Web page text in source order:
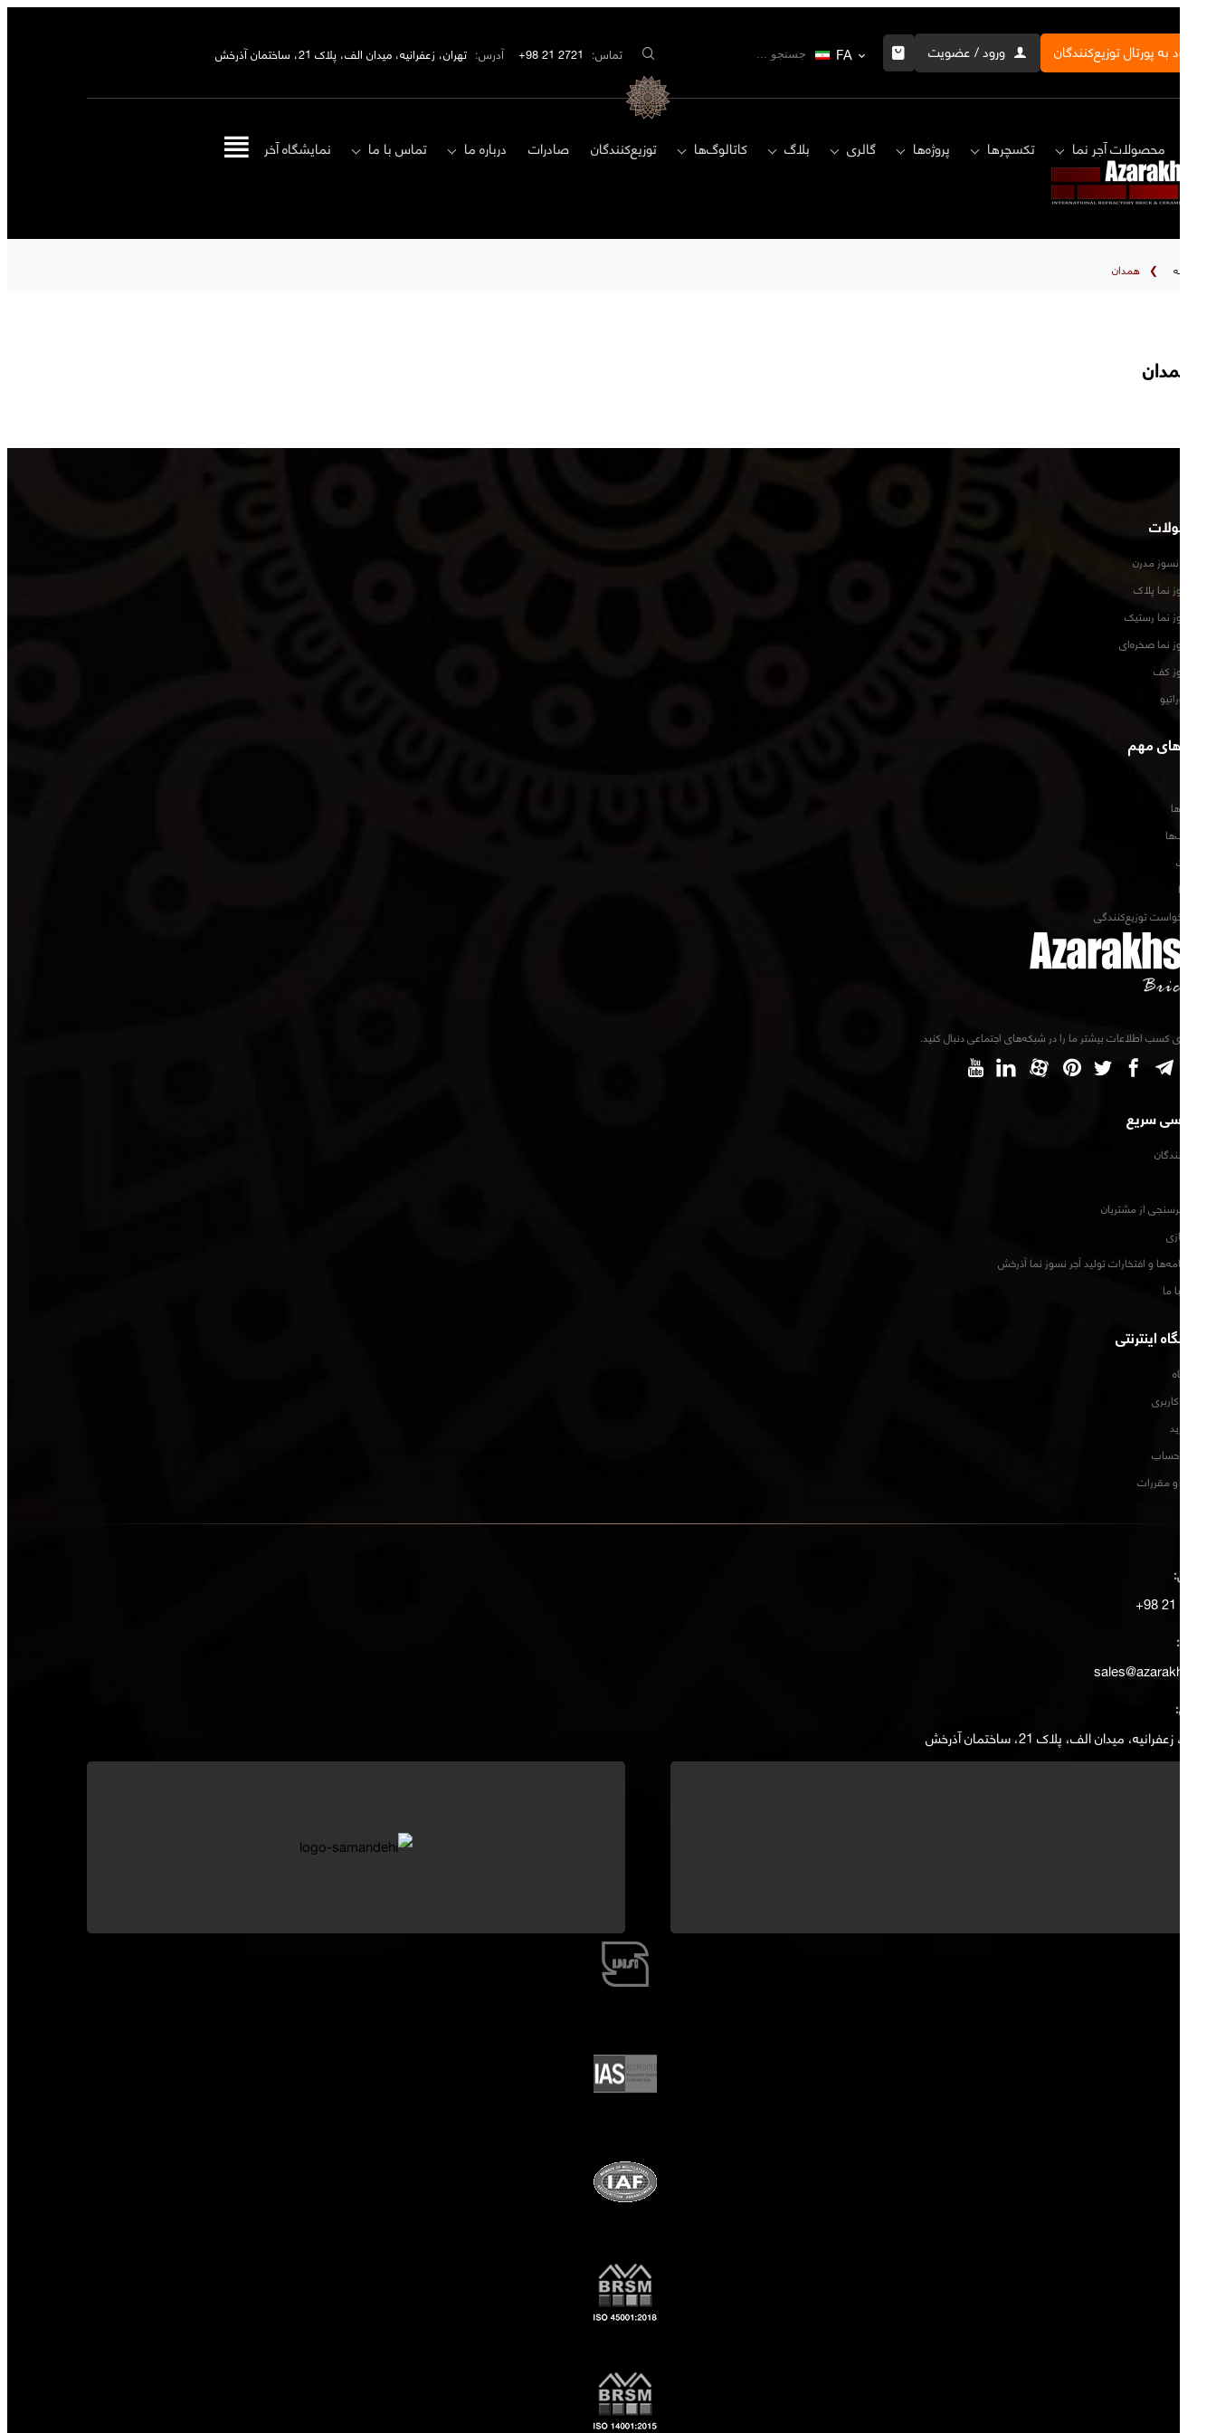
ورود به پورتال توزیع‌کنندگان ورود / عضویت FA تماس: 2721 21 98+ آدرس: تهران، زعفرانیه، میدان الف، پلاک 21، ساختمان آذرخش
محصولات آجر نما تکسچرها پروژه‌ها گالری بلاگ کاتالوگ‌ها توزیع‌کنندگان صادرات درباره ما تماس با ما نمایشگاه‌ آخر
خانه ❯ همدان
همدان
محصولات
آجر نما نسوز مدرن
آجر نسوز نما پلاک
آجر نسوز نما رستیک
آجر نسوز نما صخره‌ای
آجر نسوز کف
آجر دکوراتیو
لینک‌های مهم
تکسچرها
کاتالوگ‌ها
مقالات
پروژه‌ها
فرم درخواست توزیع‌کنندگی
برای کسب اطلاعات بیشتر ما را در شبکه‌های اجتماعی دنبال کنید.
دسترسی سریع
توزیع‌کنندگان
فرم نظرسنجی از مشتریان
تور مجازی
گواهینامه‌ها و افتخارات تولید آجر نسوز نما آذرخش
تماس با ما
فروشگاه اینترنتی
فروشگاه
حساب کاربری
سبد خرید
تسویه حساب
قوانین و مقررات
تماس:
ایمیل:
sales@azarakhsh.ir
آدرس:
تهران، زعفرانیه، میدان الف، پلاک 21، ساختمان آذرخش